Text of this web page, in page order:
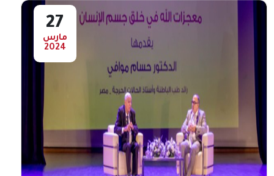
أعرض المزيد
بحضور سمور ولي عهد الفجيرة شرطة
الفجيرة وهيئة الفجيرة للثقافة والإعلام
توقعان مذكرة تفاهم بينهما
بحضور سمو الشيخ محمد بن حمد الشرقي
27
مارس
2024